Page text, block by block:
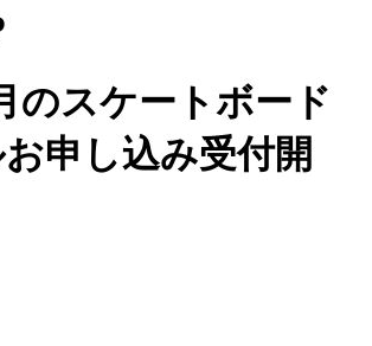
のスケートボード
申し込み受付開